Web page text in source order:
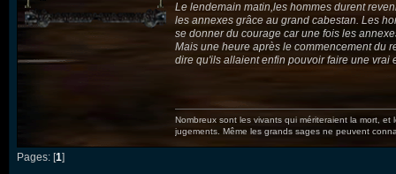
Le lendemain matin,les hommes durent
les annexes grâce au grand cabestan. Les
se donner du courage car une fois les
Mais une heure après le commencement du
dire qu'ils allaient enfin pouvoir faire une
Nombreux sont les vivants qui mériteraient la mort,
jugements. Même les grands sages ne peuvent
Pages: [1]